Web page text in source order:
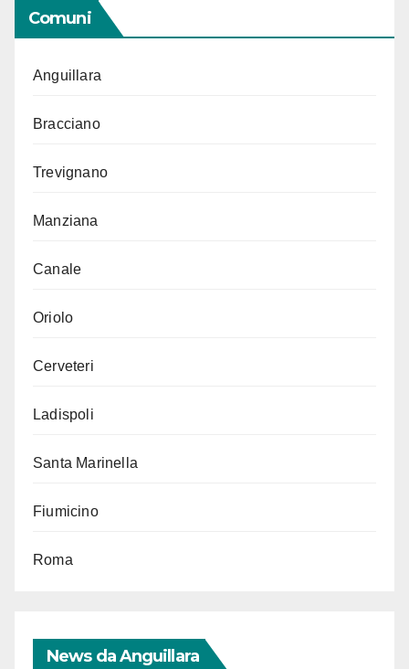
Comuni
Anguillara
Bracciano
Trevignano
Manziana
Canale
Oriolo
Cerveteri
Ladispoli
Santa Marinella
Fiumicino
Roma
News da Anguillara